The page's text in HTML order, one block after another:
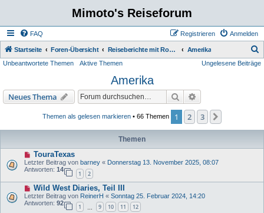
Mimoto's Reiseforum
FAQ Anmelden
Registrieren
Startseite Foren-Übersicht Reiseberichte mit Route Fotos und Film Amerika
u
Unbeantwortete Themen Aktive Themen Ungelesene Beiträge
Amerika
Neues Thema Suche
Themen als gelesen markieren • 66 Themen 1 2 3
Themen
TouraTexas
Letzter Beitrag von barney « Donnerstag 13. November 2025, 08:07
Antworten: 14
1 2
Wild West Diaries, Teil III
Letzter Beitrag von ReinerH « Sonntag 25. Februar 2024, 14:20
Antworten: 92
1 9 10 11 12